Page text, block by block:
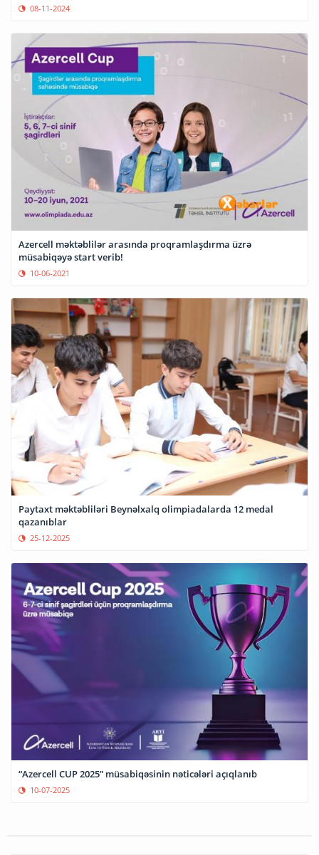
08-11-2024
Azercell məktəblilər arasında proqramlaşdırma üzrə
müsabiqəyə start verib!
10-06-2021
Paytaxt məktəbliləri Beynəlxalq olimpiadalarda 12 medal
qazanıblar
25-12-2025
“Azercell CUP 2025” müsabiqəsinin nəticələri açıqlanıb
10-07-2025